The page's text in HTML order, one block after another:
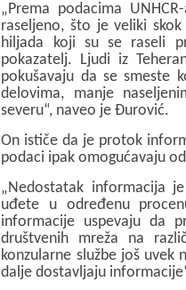
„Prema podacima
raseljeno, što je veliki
hiljada koji su se raseli
pokazatelj. Ljudi iz
pokušavaju da se smeste
delovima, manje
severu“, naveo je Đurović.
On ističe da je protok
podaci ipak omogućavaju
„Nedostatak informacija
uđete u određenu
informacije uspevaju da
društvenih mreža na
konzularne službe još uvek
dalje dostavljaju